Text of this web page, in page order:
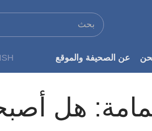
عن الصحيفة والموقع
هل